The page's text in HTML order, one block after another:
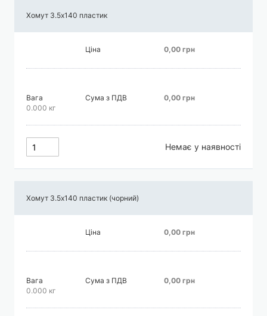
Хомут 3.5х140 пластик
Ціна 0,00 грн
Вага
0.000 кг
Сума з ПДВ 0,00 грн
Немає у наявності
Хомут 3.5х140 пластик (чорний)
Ціна 0,00 грн
Вага
0.000 кг
Сума з ПДВ 0,00 грн